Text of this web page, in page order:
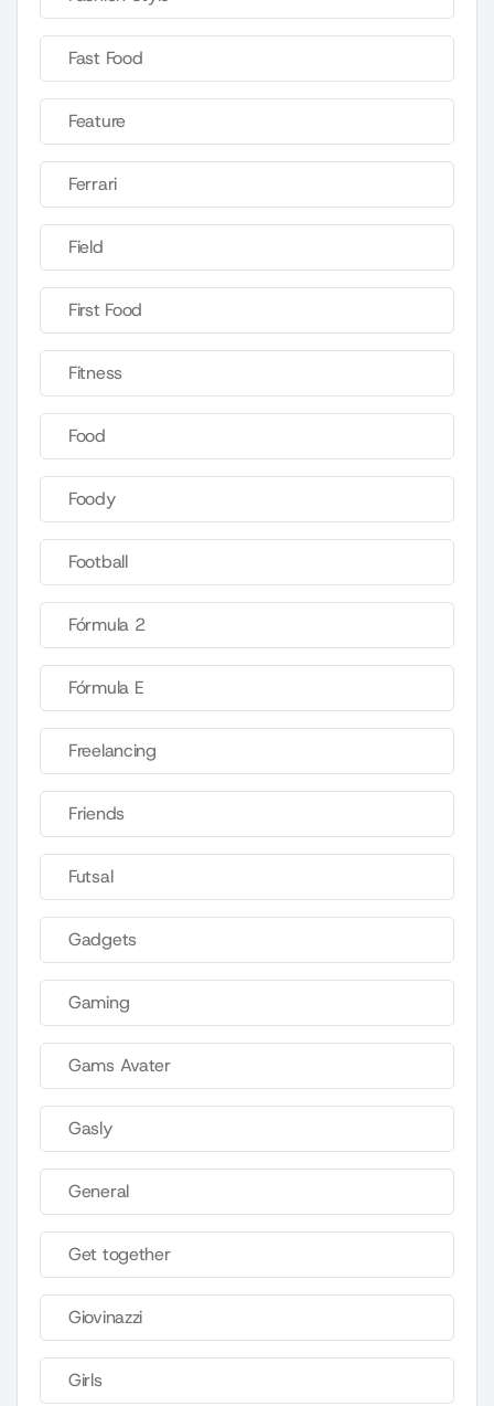
Fast Food
Feature
Ferrari
Field
First Food
Fitness
Food
Foody
Football
Fórmula 2
Fórmula E
Freelancing
Friends
Futsal
Gadgets
Gaming
Gams Avater
Gasly
General
Get together
Giovinazzi
Girls